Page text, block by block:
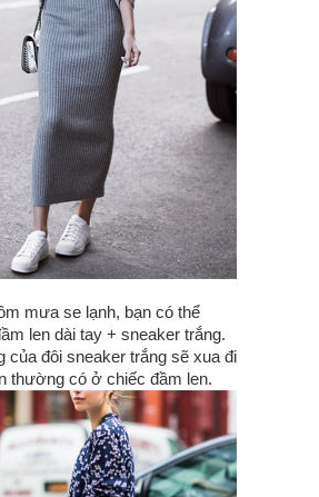
mưa se lạnh, bạn có thể
len dài tay + sneaker trắng.
của đôi sneaker trắng sẽ xua đi
thường có ở chiếc đầm len.